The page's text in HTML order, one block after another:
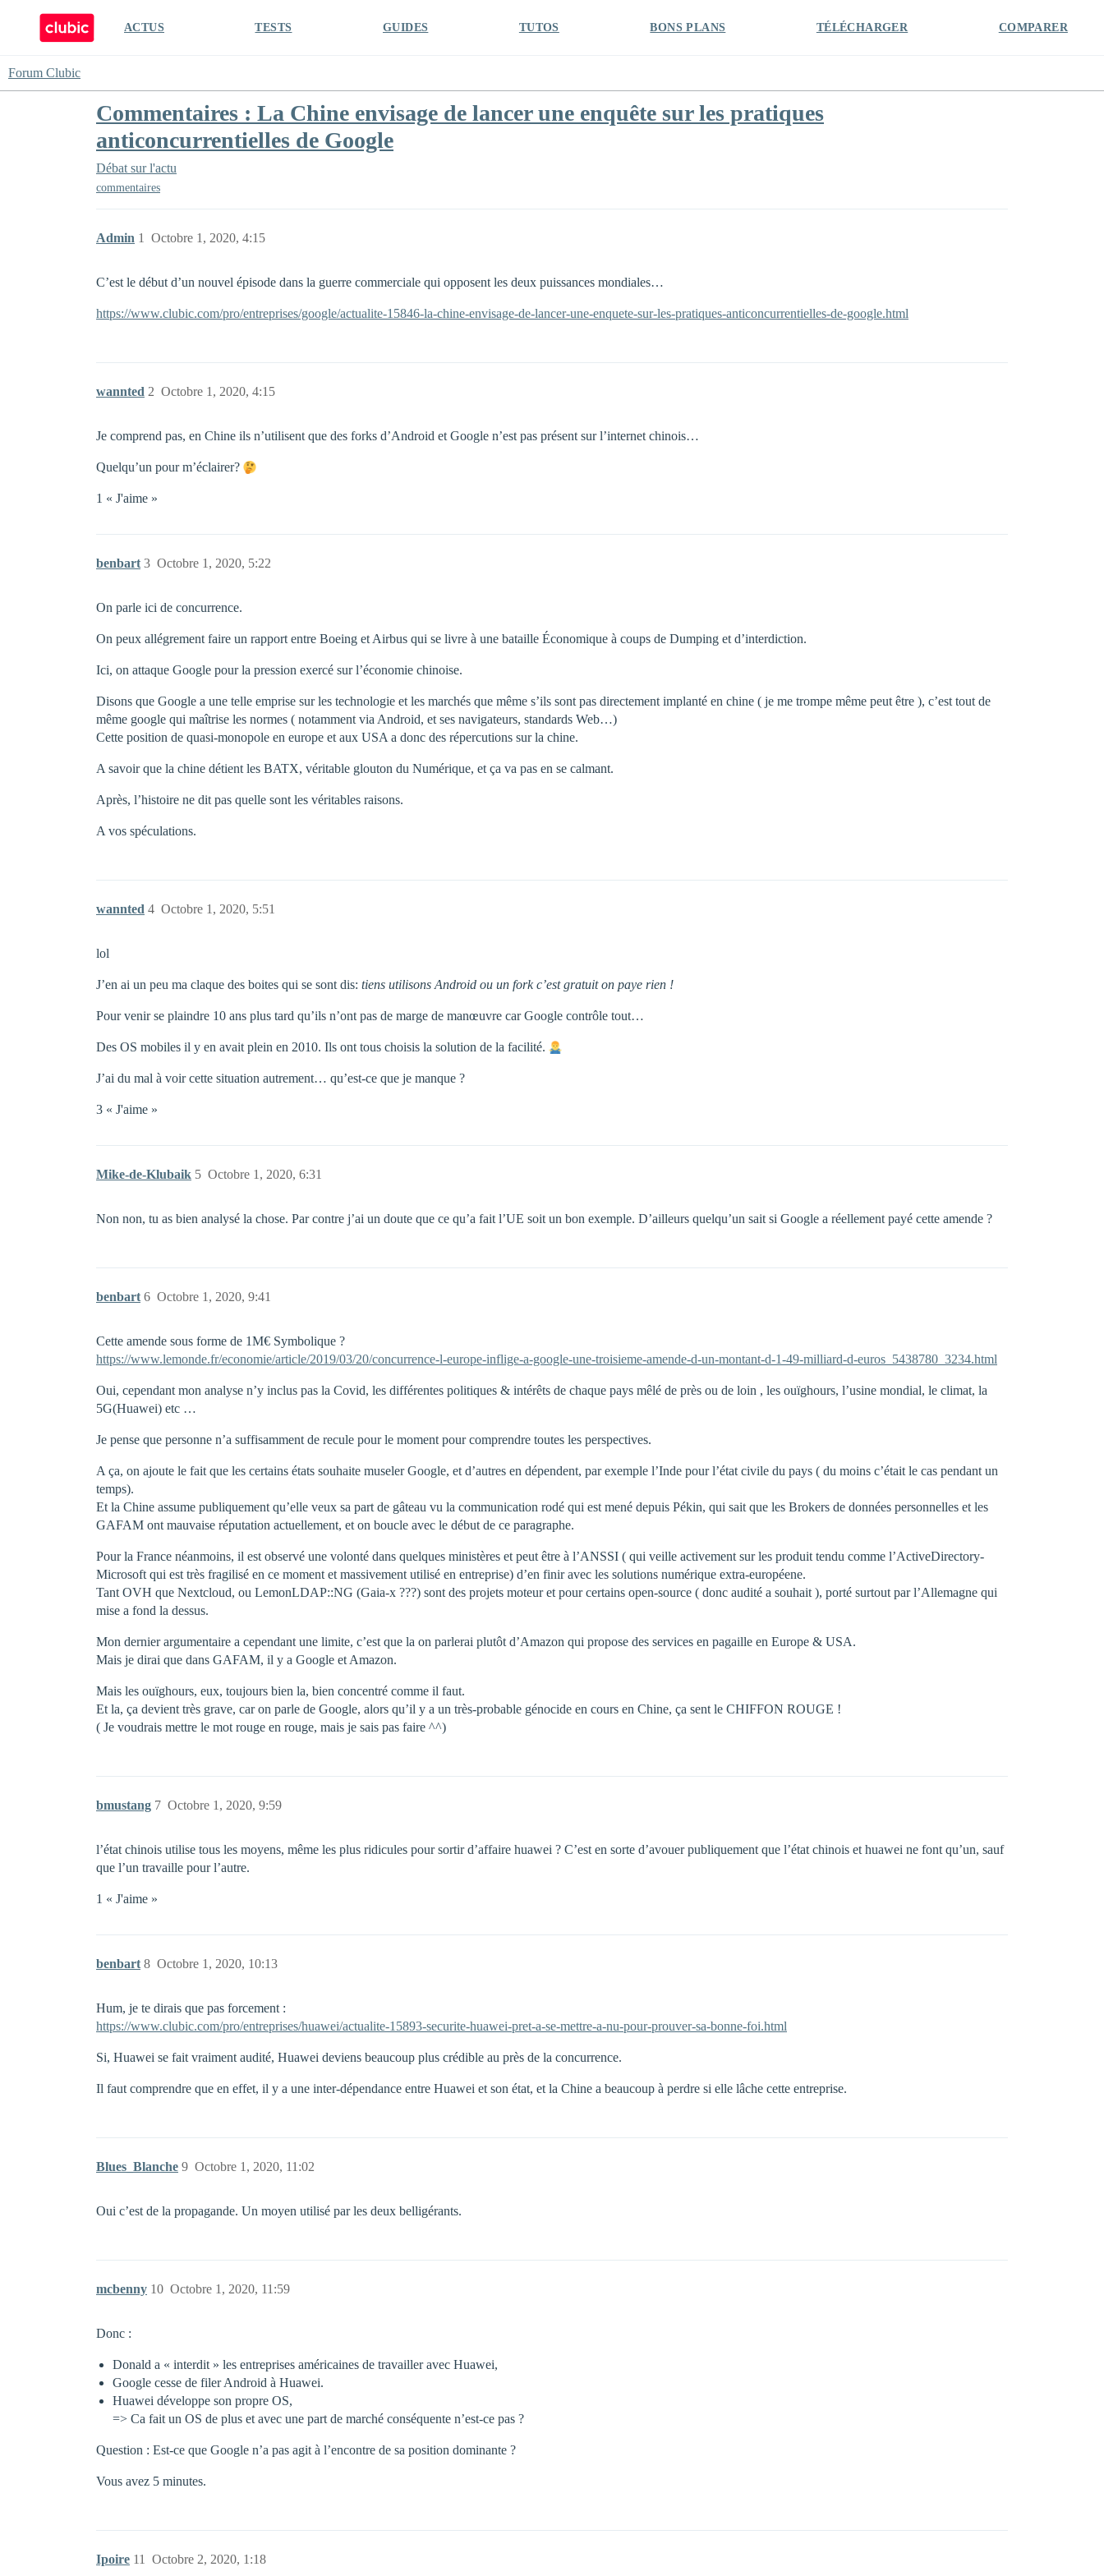
ACTUS TESTS GUIDES TUTOS BONS PLANS TÉLÉCHARGER COMPARER
Forum Clubic
Commentaires : La Chine envisage de lancer une enquête sur les pratiques
anticoncurrentielles de Google
Débat sur l'actu
commentaires
Admin Octobre 1, 2020, 4:15
1
C’est le début d’un nouvel épisode dans la guerre commerciale qui opposent les deux puissances mondiales…
https://www.clubic.com/pro/entreprises/google/actualite-15846-la-chine-envisage-de-lancer-une-enquete-sur-les-pratiques-anticoncurrentielles-de-google.html
wannted Octobre 1, 2020, 4:15
2
Je comprend pas, en Chine ils n’utilisent que des forks d’Android et Google n’est pas présent sur l’internet chinois…
Quelqu’un pour m’éclairer?
1 « J'aime »
benbart Octobre 1, 2020, 5:22
3
On parle ici de concurrence.
On peux allégrement faire un rapport entre Boeing et Airbus qui se livre à une bataille Économique à coups de Dumping et d’interdiction.
Ici, on attaque Google pour la pression exercé sur l’économie chinoise.
Disons que Google a une telle emprise sur les technologie et les marchés que même s’ils sont pas directement implanté en chine ( je me trompe même peut être ), c’est tout de
même google qui maîtrise les normes ( notamment via Android, et ses navigateurs, standards Web…)
Cette position de quasi-monopole en europe et aux USA a donc des répercutions sur la chine.
A savoir que la chine détient les BATX, véritable glouton du Numérique, et ça va pas en se calmant.
Après, l’histoire ne dit pas quelle sont les véritables raisons.
A vos spéculations.
wannted Octobre 1, 2020, 5:51
4
lol
J’en ai un peu ma claque des boites qui se sont dis: tiens utilisons Android ou un fork c’est gratuit on paye rien !
Pour venir se plaindre 10 ans plus tard qu’ils n’ont pas de marge de manœuvre car Google contrôle tout…
Des OS mobiles il y en avait plein en 2010. Ils ont tous choisis la solution de la facilité.
J’ai du mal à voir cette situation autrement… qu’est-ce que je manque ?
3 « J'aime »
Mike-de-Klubaik Octobre 1, 2020, 6:31
5
Non non, tu as bien analysé la chose. Par contre j’ai un doute que ce qu’a fait l’UE soit un bon exemple. D’ailleurs quelqu’un sait si Google a réellement payé cette amende ?
benbart Octobre 1, 2020, 9:41
6
Cette amende sous forme de 1M€ Symbolique ?
https://www.lemonde.fr/economie/article/2019/03/20/concurrence-l-europe-inflige-a-google-une-troisieme-amende-d-un-montant-d-1-49-milliard-d-euros_5438780_3234.html
Oui, cependant mon analyse n’y inclus pas la Covid, les différentes politiques & intérêts de chaque pays mêlé de près ou de loin , les ouïghours, l’usine mondial, le climat, la
5G(Huawei) etc …
Je pense que personne n’a suffisamment de recule pour le moment pour comprendre toutes les perspectives.
A ça, on ajoute le fait que les certains états souhaite museler Google, et d’autres en dépendent, par exemple l’Inde pour l’état civile du pays ( du moins c’était le cas pendant un
temps).
Et la Chine assume publiquement qu’elle veux sa part de gâteau vu la communication rodé qui est mené depuis Pékin, qui sait que les Brokers de données personnelles et les
GAFAM ont mauvaise réputation actuellement, et on boucle avec le début de ce paragraphe.
Pour la France néanmoins, il est observé une volonté dans quelques ministères et peut être à l’ANSSI ( qui veille activement sur les produit tendu comme l’ActiveDirectory-
Microsoft qui est très fragilisé en ce moment et massivement utilisé en entreprise) d’en finir avec les solutions numérique extra-européene.
Tant OVH que Nextcloud, ou LemonLDAP::NG (Gaia-x ???) sont des projets moteur et pour certains open-source ( donc audité a souhait ), porté surtout par l’Allemagne qui
mise a fond la dessus.
Mon dernier argumentaire a cependant une limite, c’est que la on parlerai plutôt d’Amazon qui propose des services en pagaille en Europe & USA.
Mais je dirai que dans GAFAM, il y a Google et Amazon.
Mais les ouïghours, eux, toujours bien la, bien concentré comme il faut.
Et la, ça devient très grave, car on parle de Google, alors qu’il y a un très-probable génocide en cours en Chine, ça sent le CHIFFON ROUGE !
( Je voudrais mettre le mot rouge en rouge, mais je sais pas faire ^^)
bmustang Octobre 1, 2020, 9:59
7
l’état chinois utilise tous les moyens, même les plus ridicules pour sortir d’affaire huawei ? C’est en sorte d’avouer publiquement que l’état chinois et huawei ne font qu’un, sauf
que l’un travaille pour l’autre.
1 « J'aime »
benbart Octobre 1, 2020, 10:13
8
Hum, je te dirais que pas forcement :
https://www.clubic.com/pro/entreprises/huawei/actualite-15893-securite-huawei-pret-a-se-mettre-a-nu-pour-prouver-sa-bonne-foi.html
Si, Huawei se fait vraiment audité, Huawei deviens beaucoup plus crédible au près de la concurrence.
Il faut comprendre que en effet, il y a une inter-dépendance entre Huawei et son état, et la Chine a beaucoup à perdre si elle lâche cette entreprise.
Blues_Blanche Octobre 1, 2020, 11:02
9
Oui c’est de la propagande. Un moyen utilisé par les deux belligérants.
mcbenny Octobre 1, 2020, 11:59
10
Donc :
Donald a « interdit » les entreprises américaines de travailler avec Huawei,
Google cesse de filer Android à Huawei.
Huawei développe son propre OS,
=> Ca fait un OS de plus et avec une part de marché conséquente n’est-ce pas ?
Question : Est-ce que Google n’a pas agit à l’encontre de sa position dominante ?
Vous avez 5 minutes.
Ipoire Octobre 2, 2020, 1:18
11